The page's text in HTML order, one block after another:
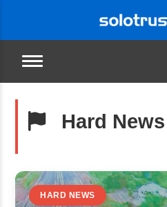
Hard News
HARD NEWS